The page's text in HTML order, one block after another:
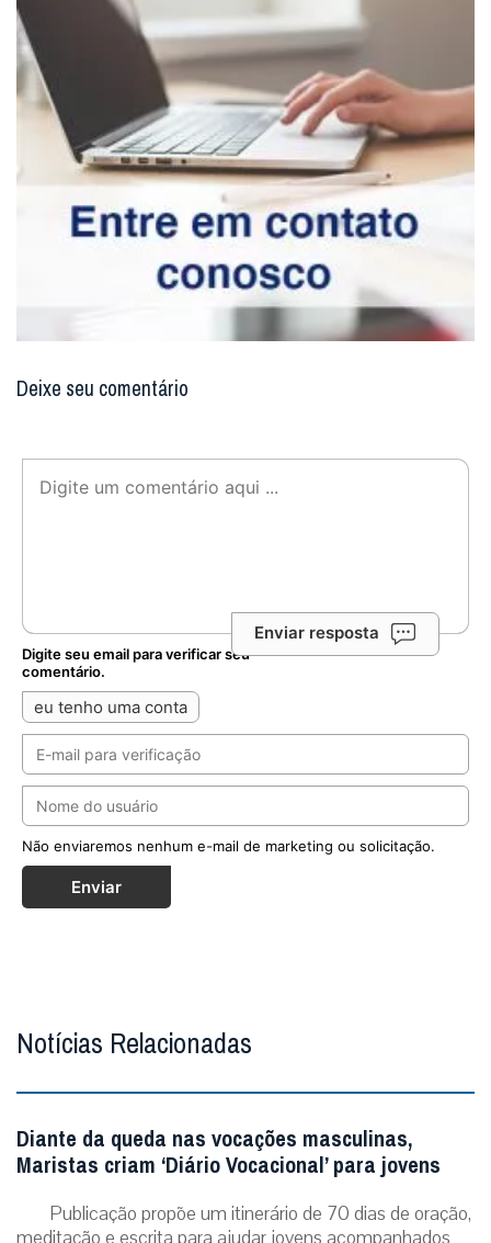
Deixe seu comentário
Enviar resposta
Digite seu email para verificar seu
comentário.
eu tenho uma conta
Não enviaremos nenhum e-mail de marketing ou solicitação.
Enviar
Notícias Relacionadas
Diante da queda nas vocações masculinas,
Maristas criam ‘Diário Vocacional’ para jovens
Publicação propõe um itinerário de 70 dias de oração,
meditação e escrita para ajudar jovens acompanhados